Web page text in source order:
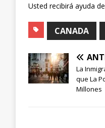
Usted recibirá ayuda
CANADA
La
que La
Millones